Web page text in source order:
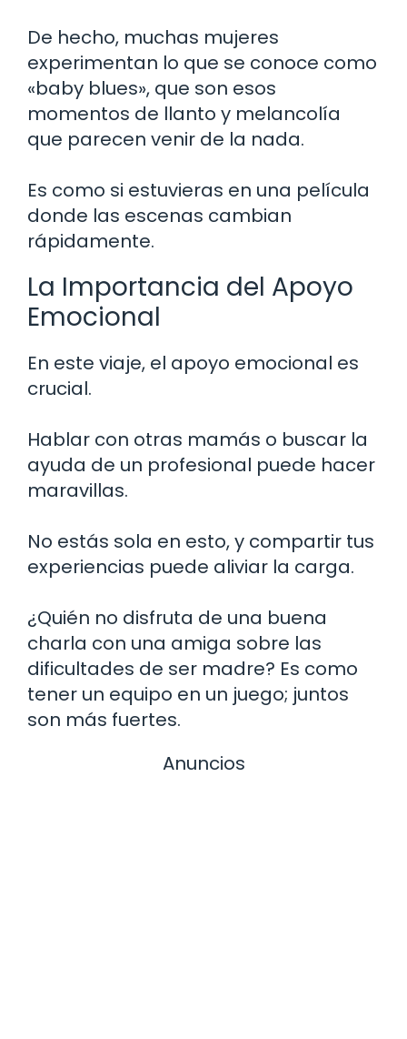
De hecho, muchas mujeres
experimentan lo que se conoce como
«baby blues», que son esos
momentos de llanto y melancolía
que parecen venir de la nada.
Es como si estuvieras en una película
donde las escenas cambian
rápidamente.
La Importancia del Apoyo
Emocional
En este viaje, el apoyo emocional es
crucial.
Hablar con otras mamás o buscar la
ayuda de un profesional puede hacer
maravillas.
No estás sola en esto, y compartir tus
experiencias puede aliviar la carga.
¿Quién no disfruta de una buena
charla con una amiga sobre las
dificultades de ser madre? Es como
tener un equipo en un juego; juntos
son más fuertes.
Anuncios